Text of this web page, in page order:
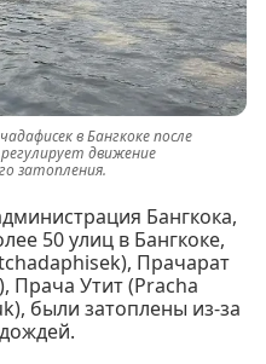
в Бангкоке после
движение
затопления.
Бангкока,
50 улиц в Бангкоке,
Прачарат
Прача Утит (Pracha
были затоплены из-за